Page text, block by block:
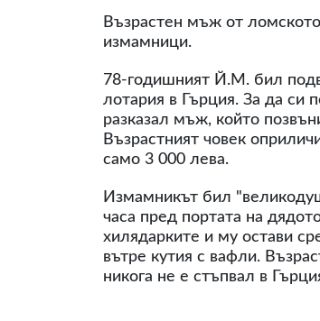
Възрастен мъж от
измамници.
78-годишният Й.М. бил
лотария в Гърция. За да си
разказал мъж, който
Възрастният човек
само 3 000 лева.
Измамникът бил
часа пред портата на
хилядарките и му остави
вътре кутия с вафли.
никога не е стъпвал в